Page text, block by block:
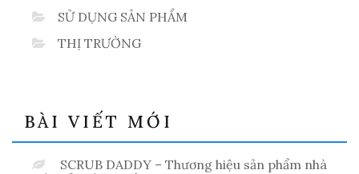
SỬ DỤNG SẢN PHẨM
THỊ TRƯỜNG
BÀI VIẾT MỚI
SCRUB DADDY – Thương hiệu sản phẩm nhà